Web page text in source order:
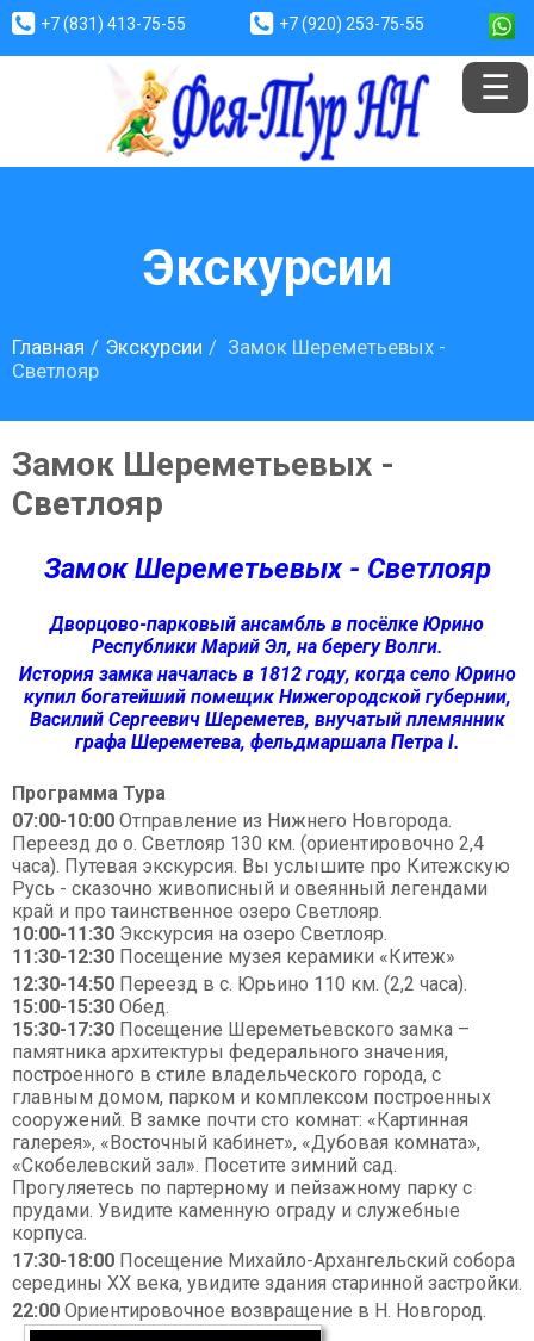
+7 (831) 413-75-55 +7 (920) 253-75-55
Экскурсии
Главная Экскурсии
Замок Шереметьевых -
Светлояр
Замок Шереметьевых -
Светлояр
Замок Шереметьевых - Светлояр
Дворцово-парковый ансамбль в посёлке Юрино
Республики Марий Эл, на берегу Волги.
История замка началась в 1812 году, когда село Юрино
купил богатейший помещик Нижегородской губернии,
Василий Сергеевич Шереметев, внучатый племянник
графа Шереметева, фельдмаршала Петра I.
Программа Тура
07:00-10:00 Отправление из Нижнего Новгорода.
Переезд до о. Светлояр 130 км. (ориентировочно 2,4
часа). Путевая экскурсия. Вы услышите про Китежскую
Русь - сказочно живописный и овеянный легендами
край и про таинственное озеро Светлояр.
10:00-11:30 Экскурсия на озеро Светлояр.
11:30-12:30 Посещение музея керамики «Китеж»
12:30-14:50 Переезд в с. Юрьино 110 км. (2,2 часа).
15:00-15:30 Обед.
15:30-17:30 Посещение Шереметьевского замка –
памятника архитектуры федерального значения,
построенного в стиле владельческого города, с
главным домом, парком и комплексом построенных
сооружений. В замке почти сто комнат: «Картинная
галерея», «Восточный кабинет», «Дубовая комната»,
«Скобелевский зал». Посетите зимний сад.
Прогуляетесь по партерному и пейзажному парку с
прудами. Увидите каменную ограду и служебные
корпуса.
17:30-18:00 Посещение Михайло-Архангельский собора
середины XX века, увидите здания старинной застройки.
22:00 Ориентировочное возвращение в Н. Новгород.